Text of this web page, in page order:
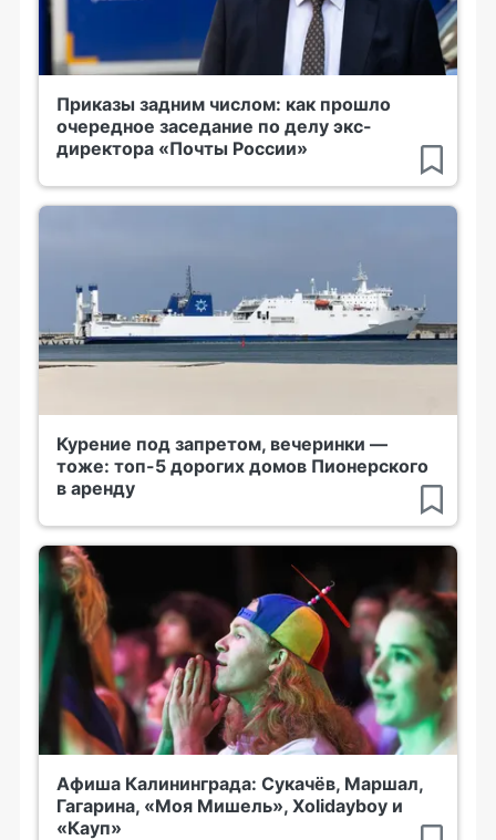
Приказы задним числом: как прошло
очередное заседание по делу экс-
директора «Почты России»
Курение под запретом, вечеринки —
тоже: топ-5 дорогих домов Пионерского
в аренду
Афиша Калининграда: Сукачёв, Маршал,
Гагарина, «Моя Мишель», Xolidayboy и
«Кауп»